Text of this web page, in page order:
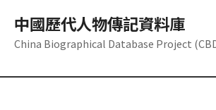
中國歷代人物傳記資料庫
China Biographical Database Project